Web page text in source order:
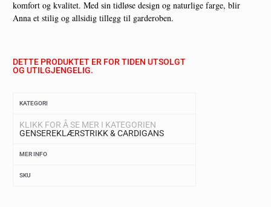
komfort og kvalitet. Med sin tidløse design og naturlige farge, blir
Anna et stilig og allsidig tillegg til garderoben.
DETTE PRODUKTET ER FOR TIDEN UTSOLGT
OG UTILGJENGELIG.
KATEGORI
KLIKK FOR Å SE MER I KATEGORIEN
GENSEREKLÆRSTRIKK & CARDIGANS
MER INFO
SKU